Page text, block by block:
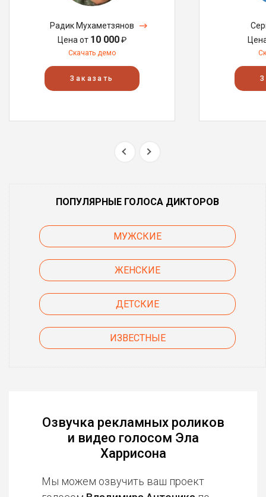
Радик Мухаметзянов
Цена от 10 000₽
Скачать демо
Заказать
ПОПУЛЯРНЫЕ ГОЛОСА ДИКТОРОВ
МУЖСКИЕ
ЖЕНСКИЕ
ДЕТСКИЕ
ИЗВЕСТНЫЕ
Озвучка рекламных роликов
и видео голосом Эла
Харрисона
Мы можем озвучить ваш проект